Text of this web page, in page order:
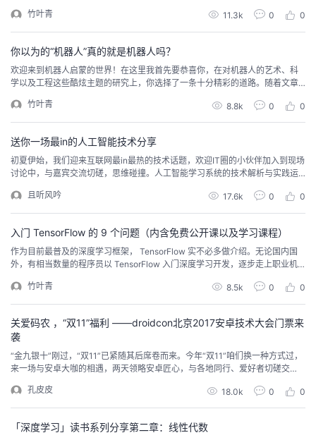
费一些时间。所以，购买之前你要综合考虑。警告关于购买外设在你购买树莓
派和外设之前，请注意阅读本章剩下的内容。你需要知道一些重要的事情以避
竹叶青 11.3k 0 0
你以为的“机器人”真的就是机器人吗？
欢迎来到机器人启蒙的世界！在这里我首先要恭喜你，在对机器人的艺术、科
学以及工程这些酷炫主题的研究上，你选择了一条十分精彩的道路。随着文章
章中出现有关机器人和动物的内容时，你将可以就其中的真实性分析得头头是
道。你对此的深入见解会给身边的人留下深刻的印象，此外更难能可贵的就
竹叶青 8.8k 0 0
送你一场最in的人工智能技术分享
初夏伊始，我们迎来互联网最in最热的技术话题，欢迎IT圈的小伙伴加入到现场
讨论中，与嘉宾交流切磋，思维碰撞。人工智能学习系统的技术解析与实践运
技寺创业空间（望京店）主办单位阿里巴巴文化娱乐集团六点一刻联合主办人
民邮电出版社活动背景TensorFlow是谷歌基于DistBelief进行研发的第二代人
且听风吟 17.6k 0 0
入门 TensorFlow 的 9 个问题（内含免费公开课以及学习课程）
作为目前最普及的深度学习框架， TensorFlow 实不必多做介绍。无论国内国
外，有相当数量的程序员以 TensorFlow 入门深度学习开发，逐步走上职业机
式，还是数学统计基础，都为非机器学习与数据科学背景的伙伴们带来一定的
上手难度，更不要提处理不同任务时需面对的各类算法模型。免费福利：04 月
竹叶青 8.5k 0 0
关爱码农 ，“双11”福利 ——droidcon北京2017安卓技术大会门票来
袭
“金九银十”刚过，“双11”已紧随其后席卷而来。今年“双11”咱们换一种方式过，
来一场与安卓大咖的相遇，两天领略安卓匠心，与各地同行、爱好者切磋交
活动，现有机会获得价值2000元的大会门票。（50张，先到先得哦）droidco
n北京2017安卓技术大会全球开发者的一次顶级盛会中国安卓领域唯一饕餮盛
孔皮皮 18.0k 0 0
「深度学习」读书系列分享第二章：线性代数